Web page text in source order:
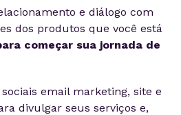
e diálogo com
dos produtos que você está
começar sua jornada de
email marketing, site e
divulgar seus serviços e,